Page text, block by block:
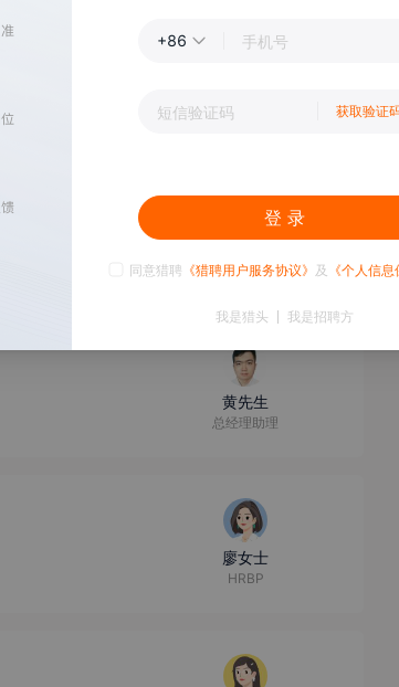
招聘高级专员
李女士
人事
黄先生
总经理助理
廖女士
HRBP
+86
获取验证
登 录
同意猎聘 《猎聘用户服务协议》 及 《个人信
我是猎头 我是招聘方